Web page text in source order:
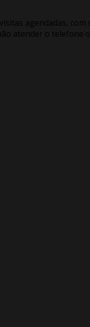
agendadas,
atender o telefone